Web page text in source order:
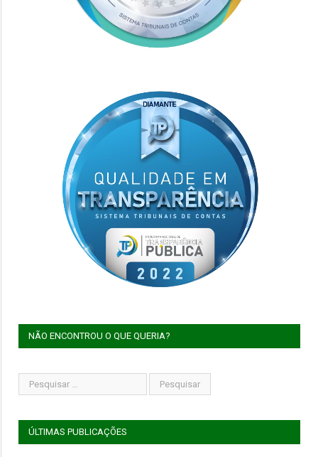
NÃO ENCONTROU O QUE QUERIA?
ÚLTIMAS PUBLICAÇÕES